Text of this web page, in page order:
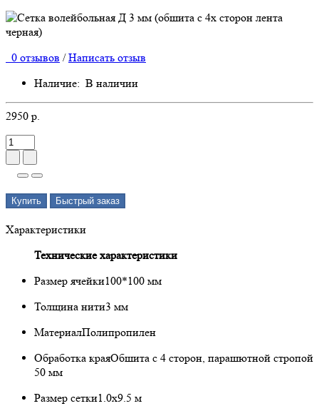
0 отзывов / Написать отзыв
Наличие: В наличии
2950 р.
Купить Быстрый заказ
Характеристики
Технические характеристики
Размер ячейки100*100 мм
Толщина нити3 мм
МатериалПолипропилен
Обработка краяОбшита с 4 сторон, парашютной стропой
50 мм
Размер сетки1.0х9.5 м